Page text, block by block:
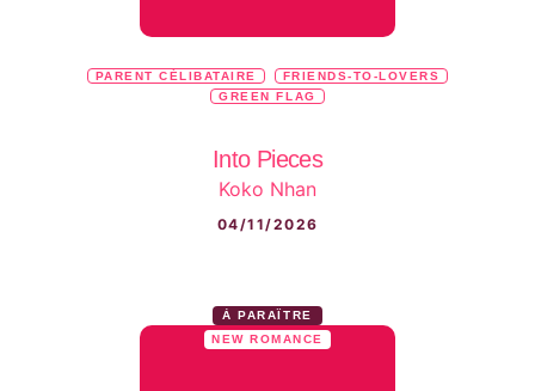
PARENT CÉLIBATAIRE
FRIENDS-TO-LOVERS
GREEN FLAG
Into Pieces
Koko Nhan
04/11/2026
À PARAÎTRE
NEW ROMANCE